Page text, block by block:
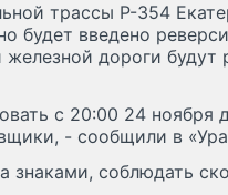
трассы Р-354
будет введено
дороги будут
с 20:00 24
- сообщили в
знаками, соблюдать